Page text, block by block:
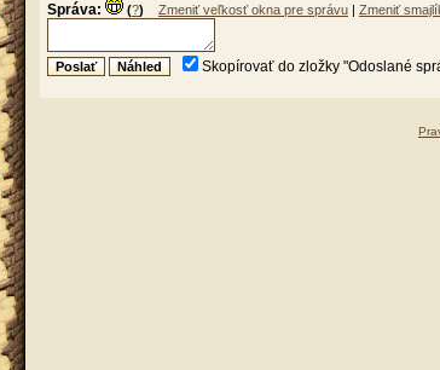
Správa: (?) Zmeniť veľkosť okna pre správu | Zmeniť
Skopírovať do zložky "Odoslané